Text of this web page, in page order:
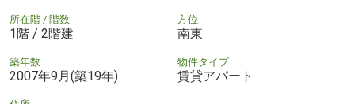
所在階 / 階数
1階 / 2階建
方位
南東
築年数
2007年9月(築19年)
物件タイプ
賃貸アパート